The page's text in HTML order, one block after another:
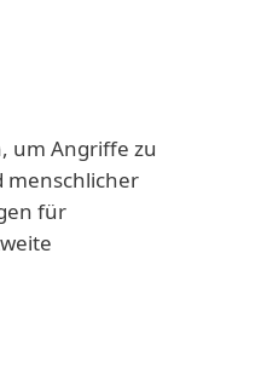
um Angriffe zu
menschlicher
für